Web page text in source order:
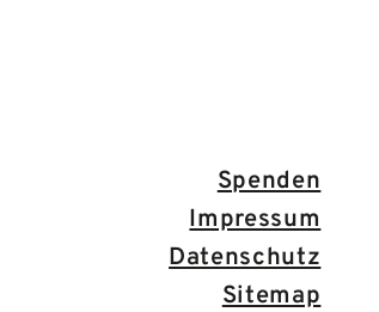
Spenden
Impressum
Datenschutz
Sitemap